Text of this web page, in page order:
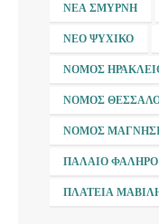
ΝΈΑ ΣΜΎΡΝΗ
ΝΈΟ ΨΥΧΙΚΌ
ΝΟΜΌΣ
ΝΟΜΌΣ
ΝΟΜΌΣ
ΠΑΛΑΙΌ ΦΆΛΗΡΟ
ΠΛΑΤΕΊΑ